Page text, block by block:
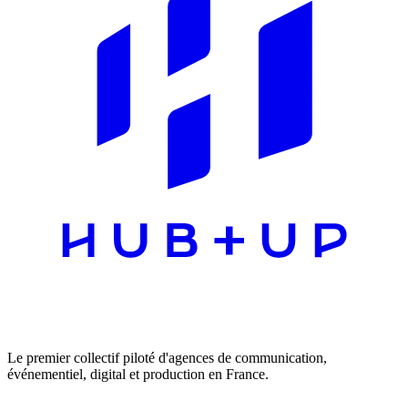
Le premier collectif piloté d'agences de communication,
événementiel, digital et production en France.